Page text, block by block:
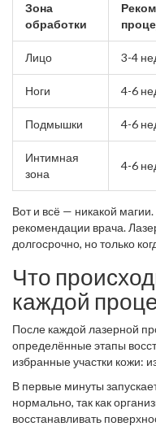
Зона
обработки
Лицо 3-4
Ноги 4-6
Подмышки 4-6
Интимная
зона
4-6
Вот и всё — никакой
рекомендации врача.
долгосрочно, но только
Что
каждой
После каждой лазерной
определённые этапы
избранные участки кожи:
сосудистые сетки или
микроповреждение —
отёчностью, иногда
В первые минуты
нормально, так как
восстанавливать